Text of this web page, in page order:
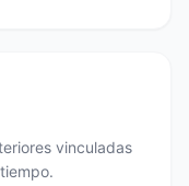
vinculadas